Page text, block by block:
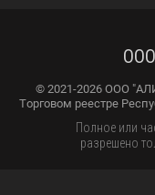
© 2021-2026 ООО
Торговом реестре
Полное или
разрешено